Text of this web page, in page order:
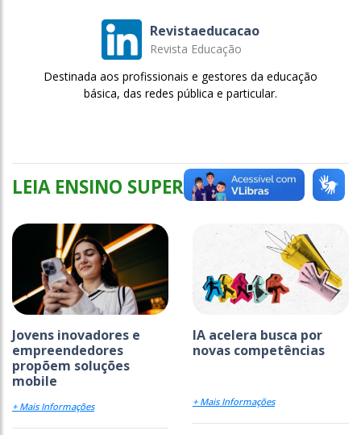
Revistaeducacao
Revista Educação
Destinada aos profissionais e gestores da educação
básica, das redes pública e particular.
LEIA ENSINO SUPERIOR
Jovens inovadores e
empreendedores
propõem soluções
mobile
+ Mais Informações
IA acelera busca por
novas competências
+ Mais Informações